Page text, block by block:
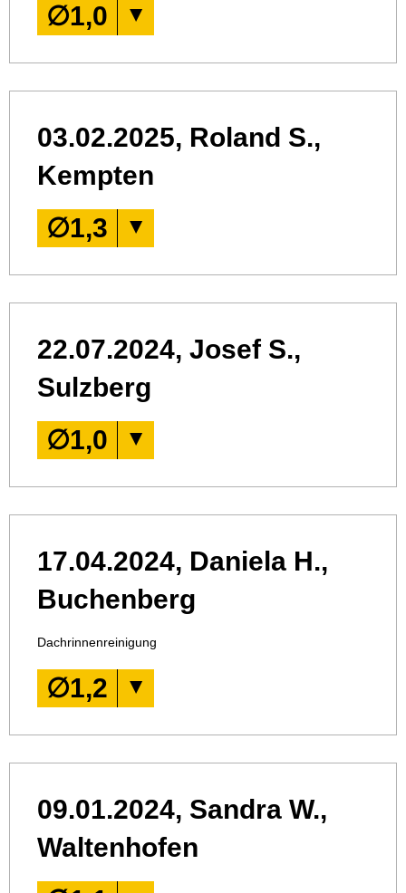
∅1,0
03.02.2025, Roland S.,
Kempten
∅1,3
22.07.2024, Josef S.,
Sulzberg
∅1,0
17.04.2024, Daniela H.,
Buchenberg
Dachrinnenreinigung
∅1,2
09.01.2024, Sandra W.,
Waltenhofen